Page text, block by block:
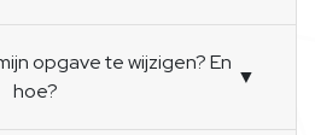
opgave te wijzigen? En
hoe?
▼